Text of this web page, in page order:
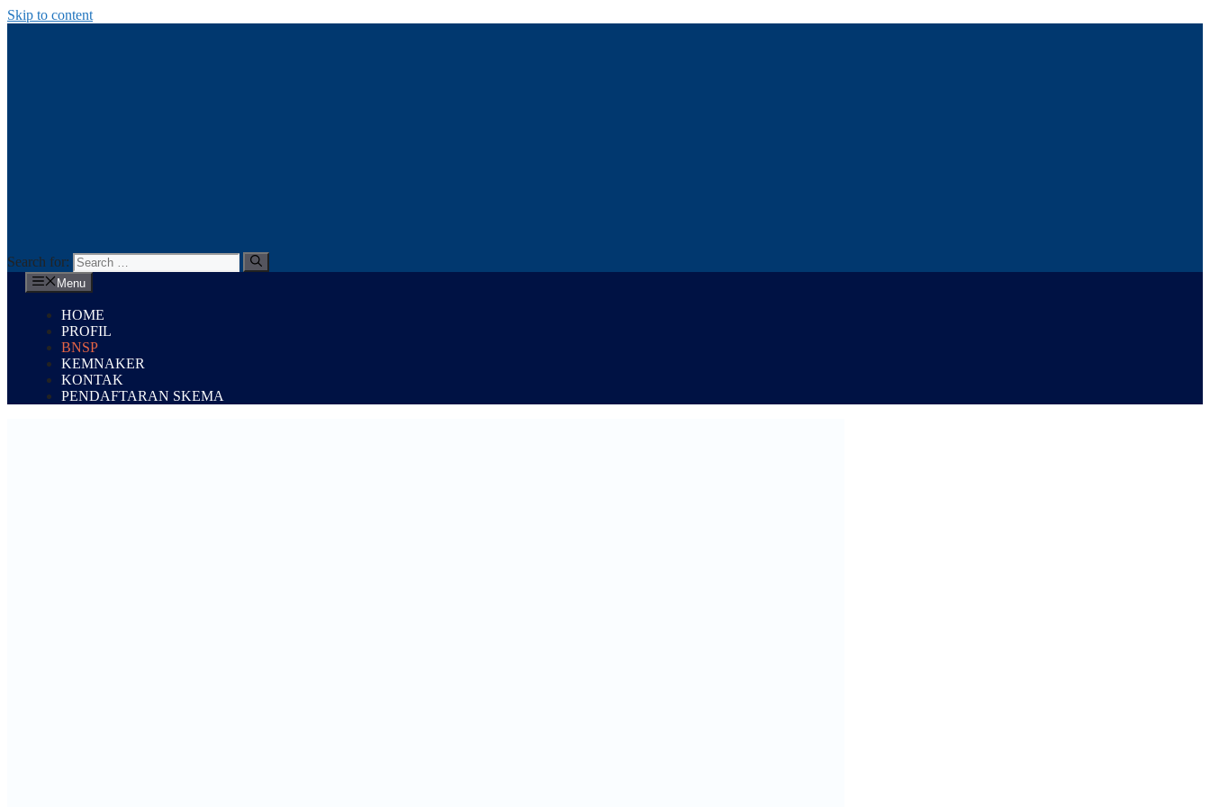
Skip to content
Search for:
Menu
HOME
PROFIL
BNSP
KEMNAKER
KONTAK
PENDAFTARAN SKEMA